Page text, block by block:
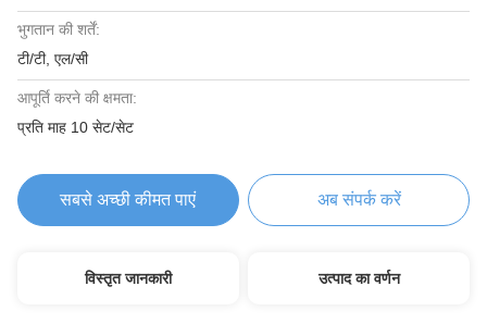
भुगतान की शर्तें:
टी/टी, एल/सी
आपूर्ति करने की क्षमता:
प्रति माह 10 सेट/सेट
सबसे अच्छी कीमत पाएं अब संपर्क करें
विस्तृत जानकारी उत्पाद का वर्णन